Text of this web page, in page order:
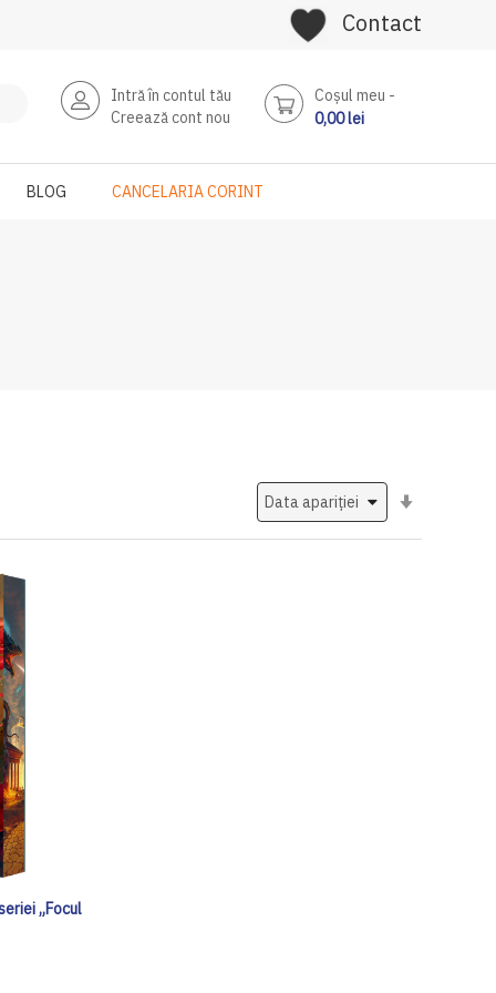
Contact
Intră în contul tău
Creează cont nou
Coşul meu
0,00 lei
BLOG CANCELARIA CORINT
„Focul